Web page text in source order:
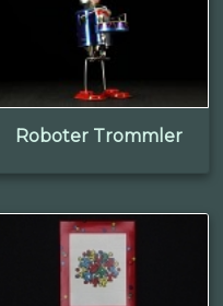
Roboter Trommler